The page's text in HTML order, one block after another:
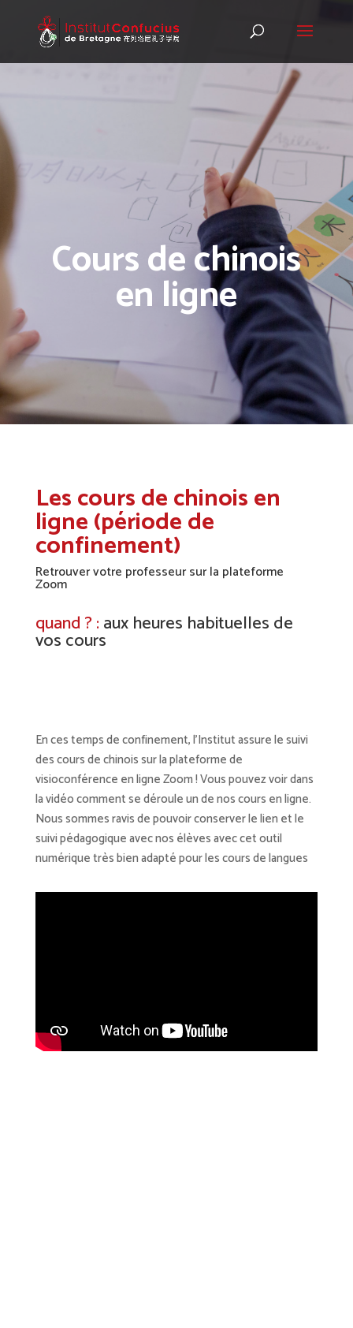
Cours de chinois
en ligne
Les cours de chinois en
ligne (période de
confinement)
Retrouver votre professeur sur la plateforme
Zoom
quand ? :aux heures habituelles de
vos cours
En ces temps de confinement, l’Institut assure le suivi
des cours de chinois sur la plateforme de
visioconférence en ligne Zoom ! Vous pouvez voir dans
la vidéo comment se déroule un de nos cours en ligne.
Nous sommes ravis de pouvoir conserver le lien et le
suivi pédagogique avec nos élèves avec cet outil
numérique très bien adapté pour les cours de langues